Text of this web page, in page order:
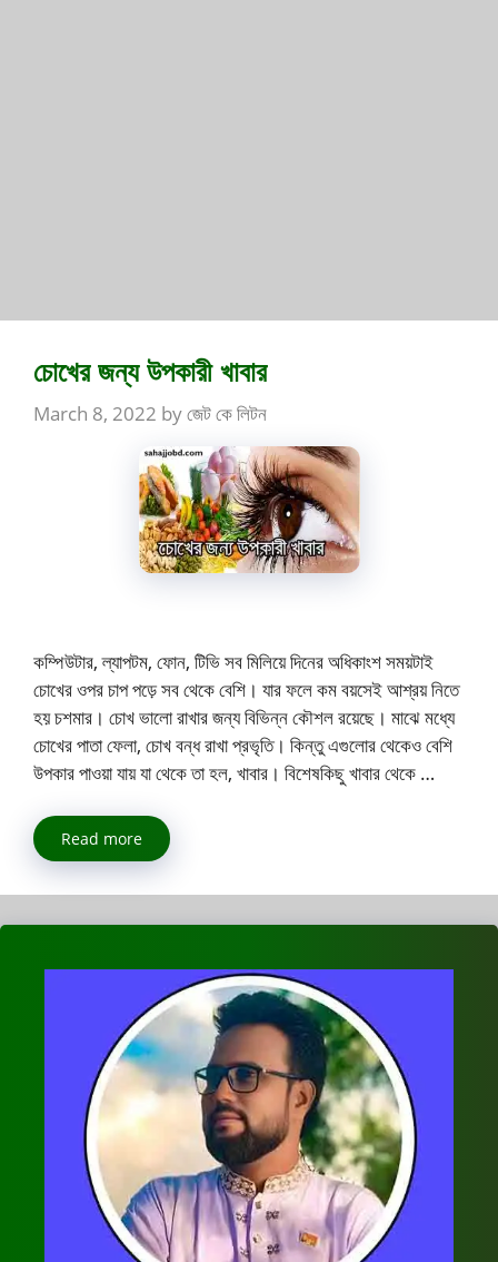
চোখের জন্য উপকারী খাবার
March 8, 2022 byজেট কে লিটন
কম্পিউটার, ল্যাপটম, ফোন, টিভি সব মিলিয়ে দিনের অধিকাংশ সময়টাই
চোখের ওপর চাপ পড়ে সব থেকে বেশি। যার ফলে কম বয়সেই আশ্রয় নিতে
হয় চশমার। চোখ ভালো রাখার জন্য বিভিন্ন কৌশল রয়েছে। মাঝে মধ্যে
চোখের পাতা ফেলা, চোখ বন্ধ রাখা প্রভৃতি। কিন্তু এগুলোর থেকেও বেশি
উপকার পাওয়া যায় যা থেকে তা হল, খাবার। বিশেষকিছু খাবার থেকে …
Read more